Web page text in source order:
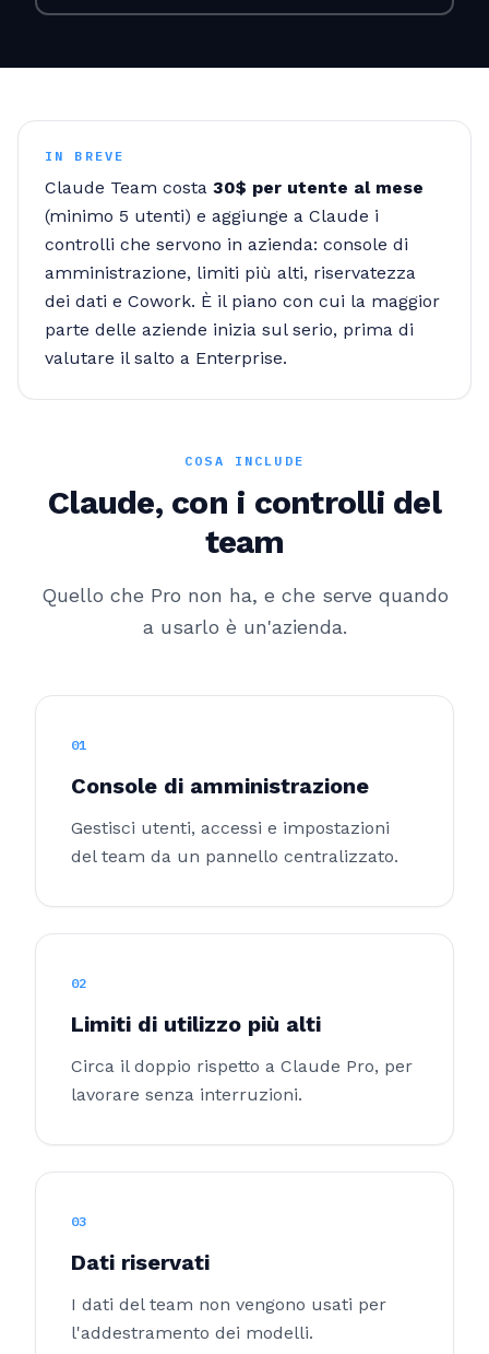
IN BREVE
Claude Team costa 30$ per utente al mese
(minimo 5 utenti) e aggiunge a Claude i
controlli che servono in azienda: console di
amministrazione, limiti più alti, riservatezza
dei dati e Cowork. È il piano con cui la maggior
parte delle aziende inizia sul serio, prima di
valutare il salto a Enterprise.
COSA INCLUDE
Claude, con i controlli del
team
Quello che Pro non ha, e che serve quando
a usarlo è un'azienda.
01
Console di amministrazione
Gestisci utenti, accessi e impostazioni
del team da un pannello centralizzato.
02
Limiti di utilizzo più alti
Circa il doppio rispetto a Claude Pro, per
lavorare senza interruzioni.
03
Dati riservati
I dati del team non vengono usati per
l'addestramento dei modelli.